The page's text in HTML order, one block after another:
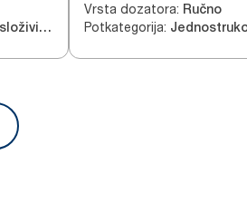
Jednostruko složivi ručnici za ruke
ruke
Vrsta dozatora: Ručno
Potkategorija: